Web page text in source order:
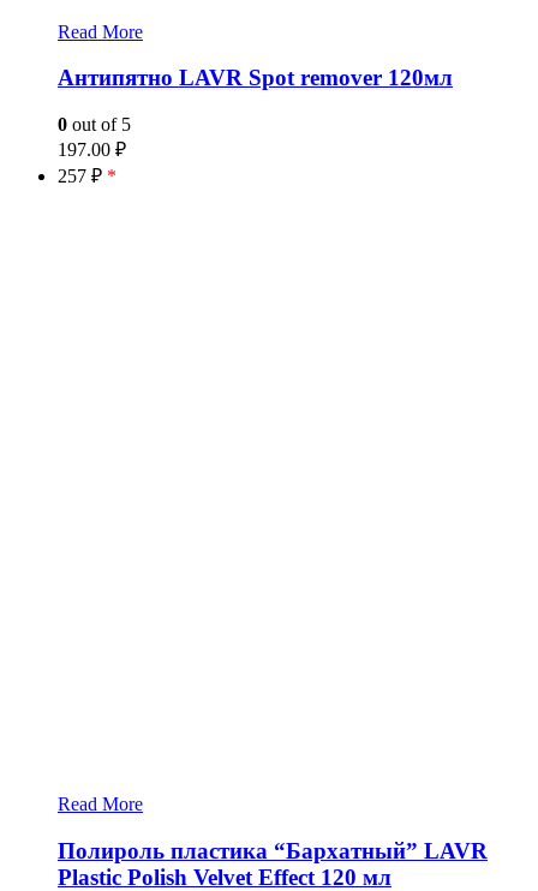
Read More
Антипятно LAVR Spot remover 120мл
0 out of 5
197.00 ₽
257 ₽ *
Read More
Полироль пластика “Бархатный” LAVR
Plastic Polish Velvet Effect 120 мл